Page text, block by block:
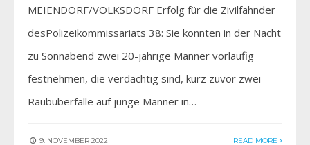
MEIENDORF/VOLKSDORF Erfolg für die Zivilfahnder
desPolizeikommissariats 38: Sie konnten in der Nacht
zu Sonnabend zwei 20-jährige Männer vorläufig
festnehmen, die verdächtig sind, kurz zuvor zwei
Raubüberfälle auf junge Männer in…
9. NOVEMBER 2022 READ MORE